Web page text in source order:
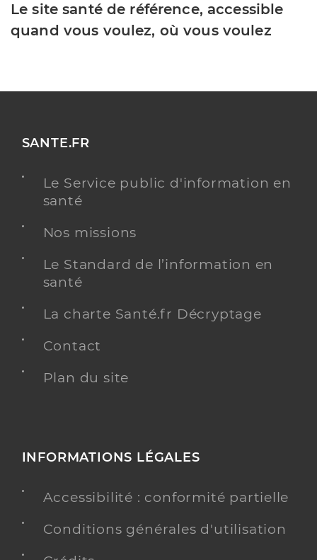
Le site santé de référence, accessible
quand vous voulez, où vous voulez
SANTE.FR
Le Service public d'information en
santé
Nos missions
Le Standard de l’information en
santé
La charte Santé.fr Décryptage
Contact
Plan du site
INFORMATIONS LÉGALES
Accessibilité : conformité partielle
Conditions générales d'utilisation